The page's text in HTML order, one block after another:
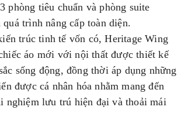
phòng tiêu chuẩn và phòng suite
quá trình nâng cấp toàn diện.
trúc tinh tế vốn có, Heritage Wing
áo mới với nội thất được thiết kế
sống động, đồng thời áp dụng những
được cá nhân hóa nhằm mang đến
nghiệm lưu trú hiện đại và thoải mái